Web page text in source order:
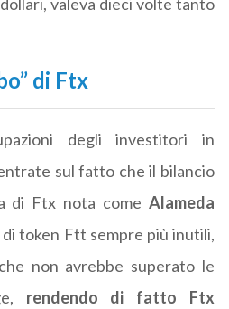
valeva dieci volte tanto
di Ftx
degli investitori in
sul fatto che il bilancio
di Ftx nota come Alameda
token Ftt sempre più inutili,
non avrebbe superato le
rendendo di fatto Ftx